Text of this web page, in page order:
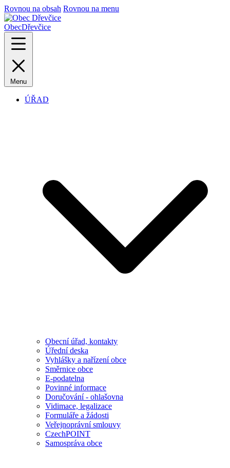
Rovnou na obsah Rovnou na menu
ObecDřevčice
Menu
ÚŘAD
Obecní úřad, kontakty
Úřední deska
Vyhlášky a nařízení obce
Směrnice obce
E-podatelna
Povinné informace
Doručování - ohlašovna
Vidimace, legalizace
Formuláře a žádosti
Veřejnoprávní smlouvy
CzechPOINT
Samospráva obce